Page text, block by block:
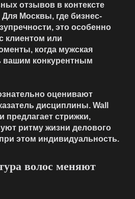
отзывов в контексте
Москвы, где бизнес-
это особенно
клиентом или
когда мужская
вашим конкурентным
оценивают
дисциплины. Wall
предлагает стрижки,
ритму жизни делового
этом индивидуальность.
волос меняют